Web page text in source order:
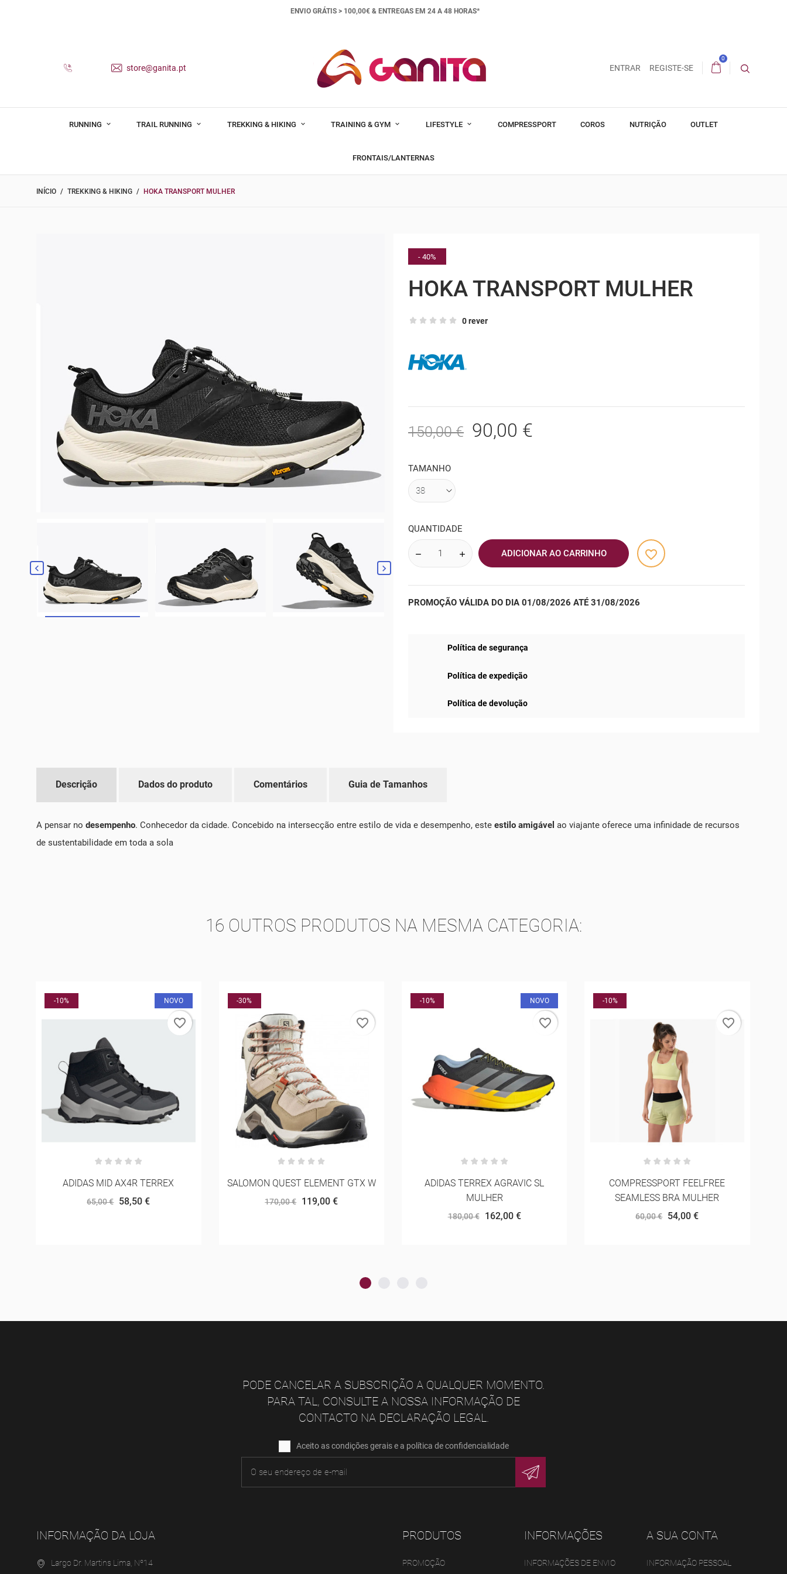
ENVIO GRÁTIS > 100,00€ & ENTREGAS EM 24 A 48 HORAS*
store@ganita.pt ENTRAR REGISTE-SE
0
RUNNING TRAIL RUNNING TREKKING & HIKING TRAINING & GYM LIFESTYLE COMPRESSPORT COROS NUTRIÇÃO OUTLET
FRONTAIS/LANTERNAS
INÍCIO TREKKING & HIKING HOKA TRANSPORT MULHER
 
- 40%
HOKA TRANSPORT MULHER
0 rever
150,00 € 90,00 €
TAMANHO
QUANTIDADE
ADICIONAR AO CARRINHO favorite_border
PROMOÇÃO VÁLIDA DO DIA 01/08/2026 ATÉ 31/08/2026
Política de segurança
Política de expedição
Política de devolução
Descrição Dados do produto Comentários Guia de Tamanhos
A pensar no desempenho. Conhecedor da cidade. Concebido na intersecção entre estilo de vida e desempenho, este estilo amigável ao viajante oferece uma infinidade de recursos
de sustentabilidade em toda a sola
16 OUTROS PRODUTOS NA MESMA CATEGORIA:
-30%
SALOMON QUEST ELEMENT GTX W
170,00 € 119,00 €
favorite_border
-10%
ADIDAS TERREX AGRAVIC SL
MULHER
favorite_border
-10%
COMPRESSPORT FEELFREE
SEAMLESS BRA MULHER
60,00 € 54,00 €
favorite_border
-30%
HOKA CLIFTON CREW RUN SOCK
20,00 € 14,00 €
favorite_border
PODE CANCELAR A SUBSCRIÇÃO A QUALQUER MOMENTO.
PARA TAL, CONSULTE A NOSSA INFORMAÇÃO DE
CONTACTO NA DECLARAÇÃO LEGAL.
Aceito as condições gerais e a política de confidencialidade
INFORMAÇÃO DA LOJA
Largo Dr. Martins Lima, Nº14
PRODUTOS
PROMOÇÃO
INFORMAÇÕES
INFORMAÇÕES DE ENVIO
A SUA CONTA
INFORMAÇÃO PESSOAL